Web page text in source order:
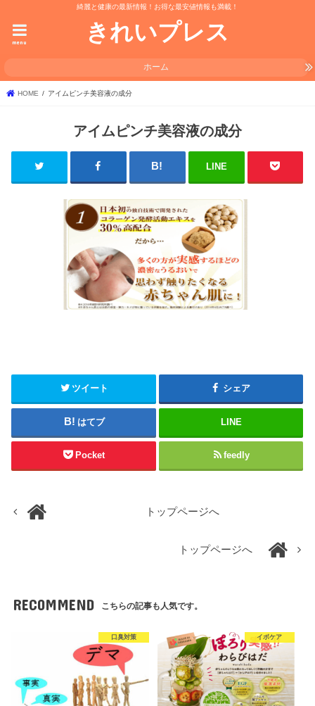
綺麗と健康の最新情報！お得な最安値情報も満載！
きれいプレス
menu
ホーム
HOME アイムピンチ美容液の成分
アイムピンチ美容液の成分
LINE
ツイート シェア
はてブ LINE
Pocket feedly
トップページへ
トップページへ
RECOMMEND こちらの記事も人気です。
口臭対策 イボケア